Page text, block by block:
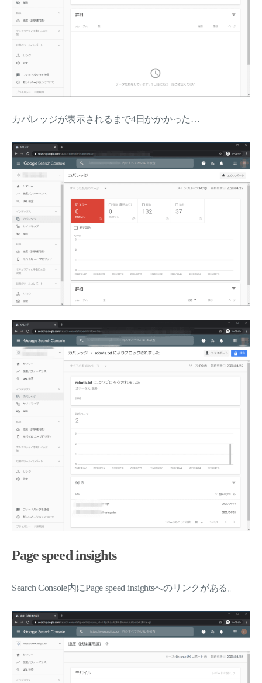
カバレッジが表示されるまで4日かかかった…
Page speed insights
Search Console内にPage speed insightsへのリンクがある。